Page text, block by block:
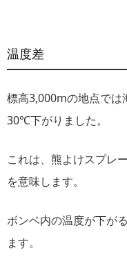
温度差
標高3,000mの地点では
30℃下がりました。
これは、熊よけスプレ
を意味します。
ボンベ内の温度が下が
ます。